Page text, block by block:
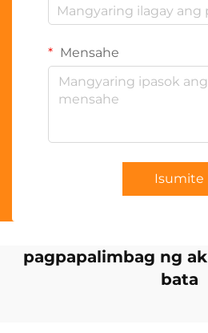
Mensahe
Isumite
pagpapalimbag ng
bata